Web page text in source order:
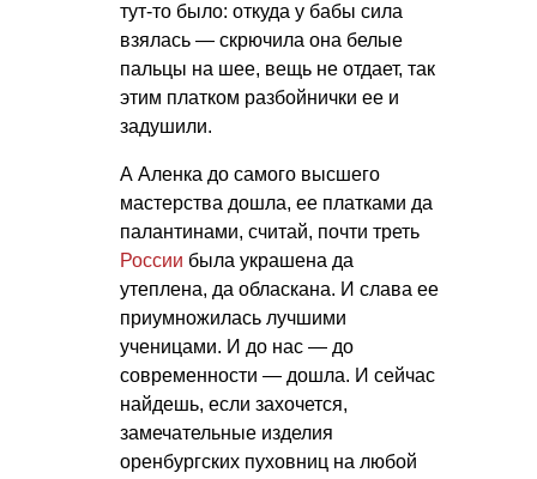
тут-то было: откуда у бабы сила
взялась — скрючила она белые
пальцы на шее, вещь не отдает, так
этим платком разбойнички ее и
задушили.
А Аленка до самого высшего
мастерства дошла, ее платками да
палантинами, считай, почти треть
России была украшена да
утеплена, да обласкана. И слава ее
приумножилась лучшими
ученицами. И до нас — до
современности — дошла. И сейчас
найдешь, если захочется,
замечательные изделия
оренбургских пуховниц на любой